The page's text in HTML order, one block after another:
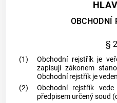
OBCHODNÍ
§
(1)
Obchodní rejstřík je
zapisují zákonem
Obchodní rejstřík je
(2)
Obchodní rejstřík
předpisem určený soud